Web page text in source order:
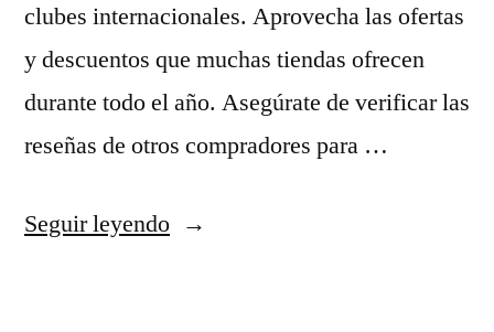
clubes internacionales. Aprovecha las ofertas
y descuentos que muchas tiendas ofrecen
durante todo el año. Asegúrate de verificar las
reseñas de otros compradores para …
Seguir leyendo«Camisetas